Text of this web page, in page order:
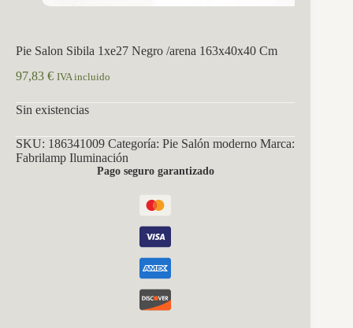
Pie Salon Sibila 1xe27 Negro /arena 163x40x40 Cm
97,83 € IVA incluido
Sin existencias
SKU: 186341009 Categoría: Pie Salón moderno Marca:
Fabrilamp Iluminación
Pago seguro garantizado